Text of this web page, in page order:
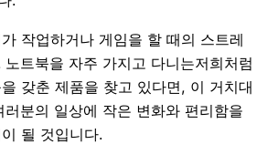
작업하거나 게임을 할 때의 스트레
트북을 자주 가지고 다니는저희처럼
갖춘 제품을 찾고 있다면, 이 거치대
러분의 일상에 작은 변화와 편리함을
될 것입니다.